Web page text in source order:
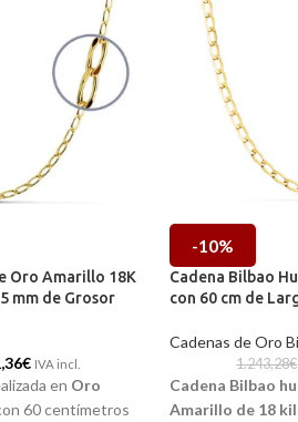
Oro Amarillo 18K
mm de Grosor
€ IVA incl.
en Oro
60 centímetros
-10%
Cadena Bilbao
con 60 cm de
Cadenas de Oro
1.243,28€
Cadena Bilbao
Amarillo de 18